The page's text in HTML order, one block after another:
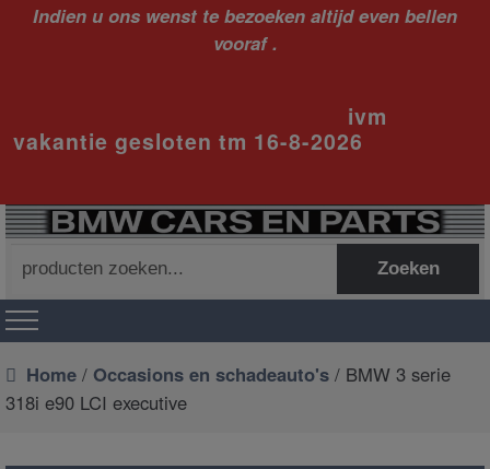
Indien u ons wenst te bezoeken altijd even bellen
vooraf .
ivm
vakantie gesloten tm 16-8-2026
naar:
Zoeken
Home / Occasions en schadeauto's / BMW 3 serie
318i e90 LCI executive